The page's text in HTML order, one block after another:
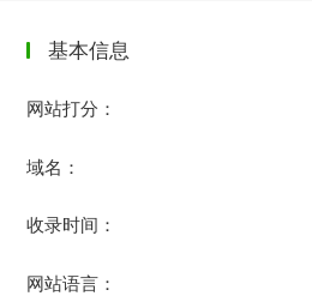
基本信息
网站打分：
域名：
收录时间：
网站语言：